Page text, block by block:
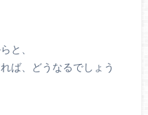
と、
ば、どうなるでしょう